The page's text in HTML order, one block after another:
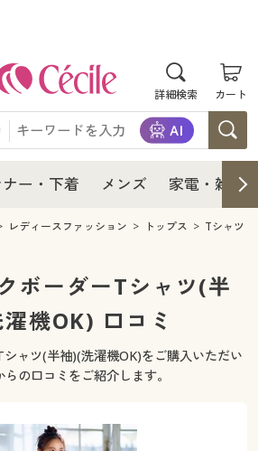
詳細検索 カート
ン
べて
下着
品
家具
具通販すべて
ー・下着 メンズ 家電・雑貨
ン
べて
下着
具通販すべて
レディースファッション トップス Tシャツ
ボーダーTシャツ(半
機OK) 口コミ
ャツ(半袖)(洗濯機OK)をご購入いただい
の口コミをご紹介します。